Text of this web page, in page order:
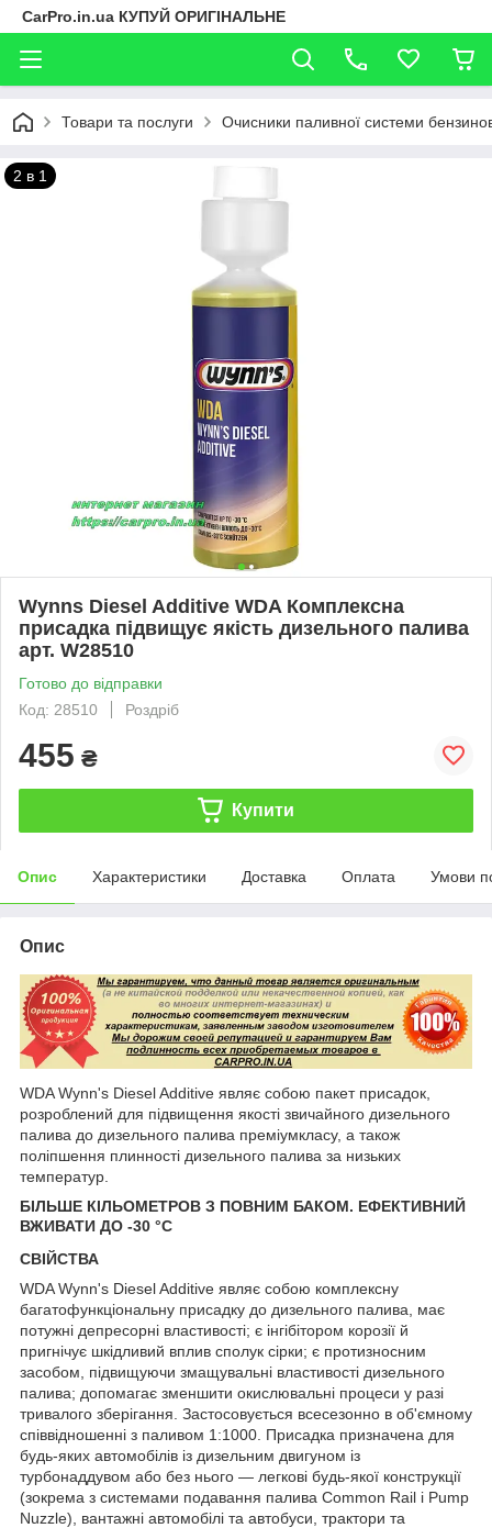
CarPro.in.ua КУПУЙ ОРИГІНАЛЬНЕ
Товари та послуги Очисники паливної системи
2 в 1
Wynns Diesel Additive WDA Комплексна
присадка підвищує якість дизельного палива
арт. W28510
Готово до відправки
Код: 28510
Роздріб
455 ₴
Купити
Опис Характеристики Доставка Оплата Умови
Опис
WDA Wynn's Diesel Additive являє собою пакет присадок,
розроблений для підвищення якості звичайного дизельного
палива до дизельного палива преміумкласу, а також
поліпшення плинності дизельного палива за низьких
температур.
БІЛЬШЕ КІЛЬОМЕТРОВ З ПОВНИМ БАКОМ. ЕФЕКТИВНИЙ
ВЖИВАТИ ДО -30 °C
СВІЙСТВА
WDA Wynn's Diesel Additive являє собою комплексну
багатофункціональну присадку до дизельного палива, має
потужні депресорні властивості; є інгібітором корозії й
пригнічує шкідливий вплив сполук сірки; є протизносним
засобом, підвищуючи змащувальні властивості дизельного
палива; допомагає зменшити окислювальні процеси у разі
тривалого зберігання. Застосовується всесезонно в об'ємному
співвідношенні з паливом 1:1000. Присадка призначена для
будь-яких автомобілів із дизельним двигуном із
турбонаддувом або без нього — легкові будь-якої конструкції
(зокрема з системами подавання палива Common Rail і Pump
Nuzzle), вантажні автомобілі та автобуси, трактори та